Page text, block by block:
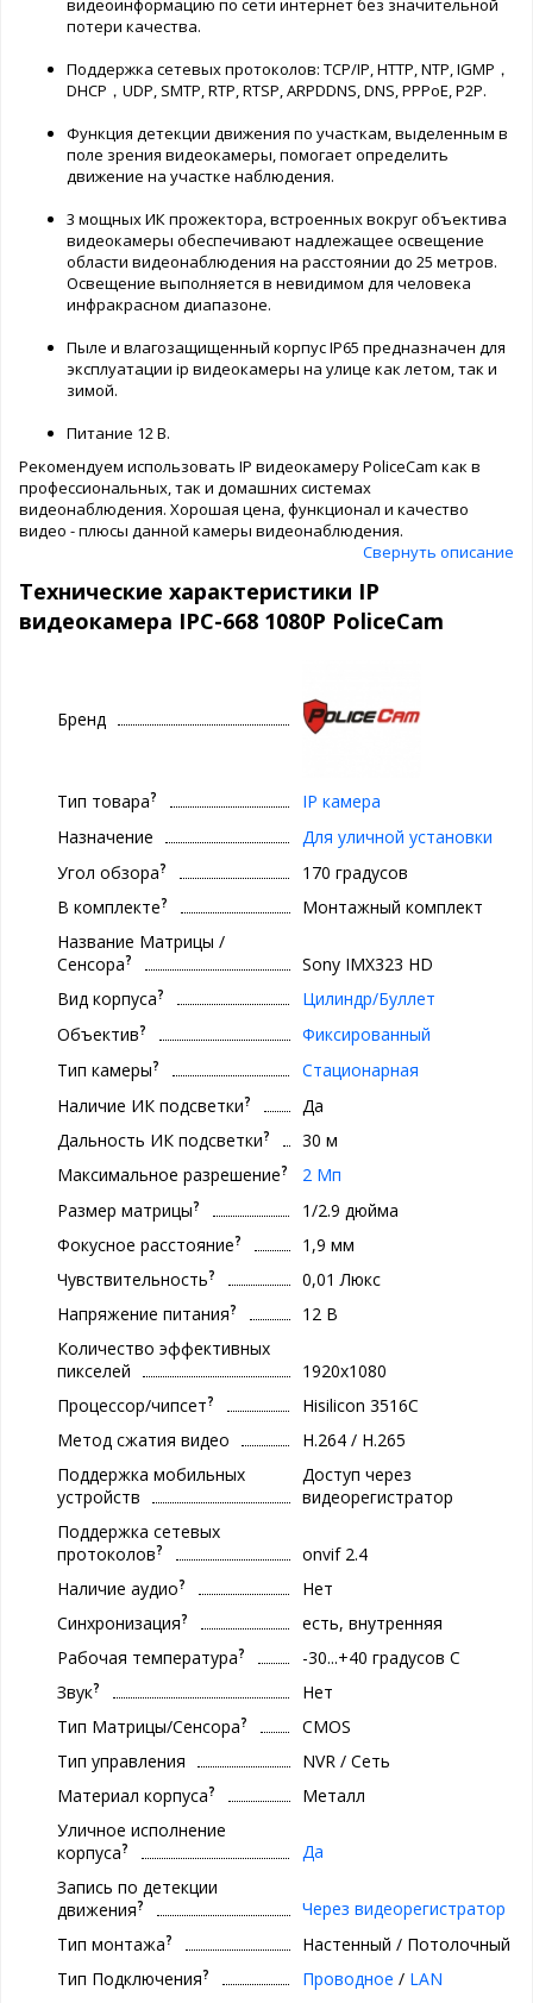
потери качества.
Поддержка сетевых протоколов: TCP/IP, HTTP, NTP, IGMP，
DHCP，UDP, SMTP, RTP, RTSP, ARPDDNS, DNS, PPPoE, P2P.
Функция детекции движения по участкам, выделенным в
поле зрения видеокамеры, помогает определить
движение на участке наблюдения.
3 мощных ИК прожектора, встроенных вокруг объектива
видеокамеры обеспечивают надлежащее освещение
области видеонаблюдения на расстоянии до 25 метров.
Освещение выполняется в невидимом для человека
инфракрасном диапазоне.
Пыле и влагозащищенный корпус IP65 предназначен для
эксплуатации ip видеокамеры на улице как летом, так и
зимой.
Питание 12 В.
Рекомендуем использовать IP видеокамеру PoliceCam как в
профессиональных, так и домашних системах
видеонаблюдения. Хорошая цена, функционал и качество
видео - плюсы данной камеры видеонаблюдения.
Свернуть описание
Технические характеристики IP
видеокамера IPC-668 1080P PoliceCam
Бренд
Тип товара?
IP камера
Назначение
Для уличной установки
Угол обзора?
170 градусов
В комплекте?
Монтажный комплект
Название Матрицы /
Сенсора?
Sony IMX323 HD
Вид корпуса?
Цилиндр/Буллет
Объектив?
Фиксированный
Тип камеры?
Стационарная
Наличие ИК подсветки?
Да
Дальность ИК подсветки?
30 м
Максимальное разрешение?
2 Мп
Размер матрицы?
1/2.9 дюйма
Фокусное расстояние?
1,9 мм
Чувствительность?
0,01 Люкс
Напряжение питания?
12 В
Количество эффективных
пикселей
1920x1080
Процессор/чипсет?
Hisilicon 3516C
Метод сжатия видео
H.264 / H.265
Поддержка мобильных
устройств
Доступ через
видеорегистратор
Поддержка сетевых
протоколов?
onvif 2.4
Наличие аудио?
Нет
Синхронизация?
есть, внутренняя
Рабочая температура?
-30...+40 градусов С
Звук?
Нет
Тип Матрицы/Сенсора?
CMOS
Тип управления
NVR / Сеть
Материал корпуса?
Металл
Уличное исполнение
корпуса?
Да
Запись по детекции
движения?
Через видеорегистратор
Тип монтажа?
Настенный / Потолочный
Тип Подключения? Проводное / LAN